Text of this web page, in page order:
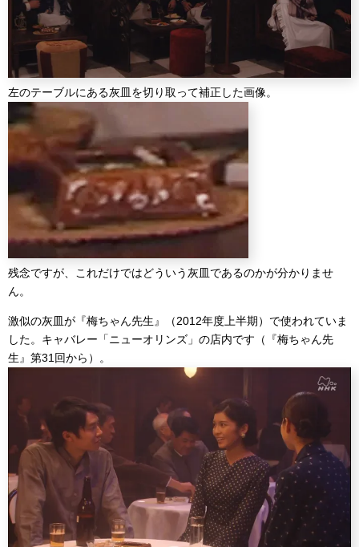
左のテーブルにある灰皿を切り取って補正した画像。
残念ですが、これだけではどういう灰皿であるのかが分かりませ
ん。
激似の灰皿が『梅ちゃん先生』（2012年度上半期）で使われていま
した。キャバレー「ニューオリンズ」の店内です（『梅ちゃん先
生』第31回から）。